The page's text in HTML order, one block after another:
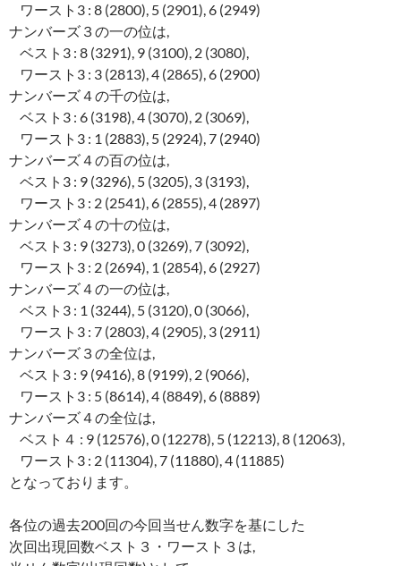
ワースト3 : 8 (2800), 5 (2901), 6 (2949)
ナンバーズ３の一の位は,
ベスト3 : 8 (3291), 9 (3100), 2 (3080),
ワースト3 : 3 (2813), 4 (2865), 6 (2900)
ナンバーズ４の千の位は,
ベスト3 : 6 (3198), 4 (3070), 2 (3069),
ワースト3 : 1 (2883), 5 (2924), 7 (2940)
ナンバーズ４の百の位は,
ベスト3 : 9 (3296), 5 (3205), 3 (3193),
ワースト3 : 2 (2541), 6 (2855), 4 (2897)
ナンバーズ４の十の位は,
ベスト3 : 9 (3273), 0 (3269), 7 (3092),
ワースト3 : 2 (2694), 1 (2854), 6 (2927)
ナンバーズ４の一の位は,
ベスト3 : 1 (3244), 5 (3120), 0 (3066),
ワースト3 : 7 (2803), 4 (2905), 3 (2911)
ナンバーズ３の全位は,
ベスト3 : 9 (9416), 8 (9199), 2 (9066),
ワースト3 : 5 (8614), 4 (8849), 6 (8889)
ナンバーズ４の全位は,
ベスト４ : 9 (12576), 0 (12278), 5 (12213), 8 (12063),
ワースト3 : 2 (11304), 7 (11880), 4 (11885)
となっております。
各位の過去200回の今回当せん数字を基にした
次回出現回数ベスト３・ワースト３は,